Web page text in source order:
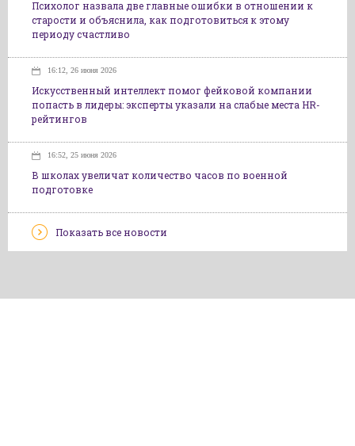
Психолог назвала две главные ошибки в отношении к
старости и объяснила, как подготовиться к этому
периоду счастливо
16:12, 26 июня 2026
Искусственный интеллект помог фейковой компании
попасть в лидеры: эксперты указали на слабые места HR-
рейтингов
16:52, 25 июня 2026
В школах увеличат количество часов по военной
подготовке
Показать все новости